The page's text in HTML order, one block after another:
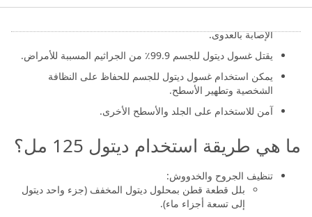
الإصابة بالعدوى.
يقتل غسول ديتول للجسم 99.9٪ من الجراثيم المسببة للأمراض.
يمكن استخدام غسول ديتول للجسم للحفاظ على النظافة
الشخصية وتطهير الأسطح.
آمن للاستخدام على الجلد والأسطح الأخرى.
ما هي طريقة استخدام ديتول 125 مل؟
تنظيف الجروح والخدووش:
بلل قطعة قطن بمحلول ديتول المخفف (جزء واحد ديتول
إلى تسعة أجزاء ماء).